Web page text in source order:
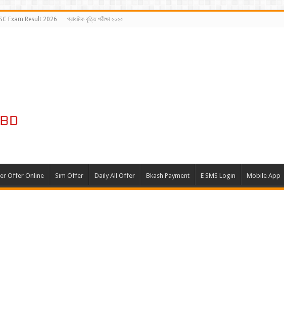
Exam Result 2026 প্রাথমিক বৃত্তি পরীক্ষা ২০২৫
Offer Online Sim Offer Daily All Offer Bkash Payment E SMS Login Mobile App